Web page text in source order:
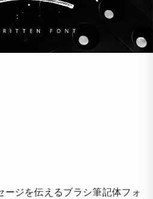
ージを伝えるブラシ筆記体フォ